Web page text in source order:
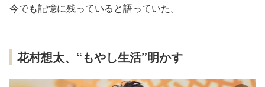
今でも記憶に残っていると語っていた。
花村想太、“もやし生活”明かす